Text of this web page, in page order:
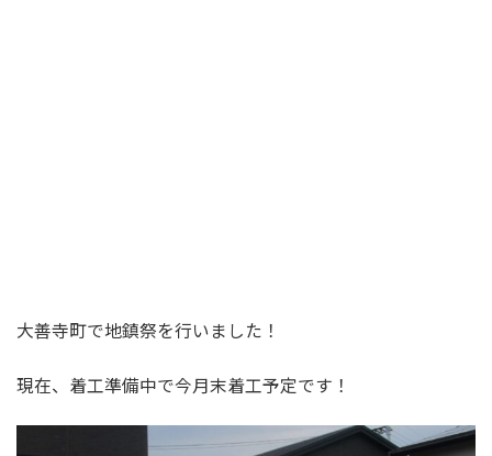
大善寺町で地鎮祭を行いました！
現在、着工準備中で今月末着工予定です！